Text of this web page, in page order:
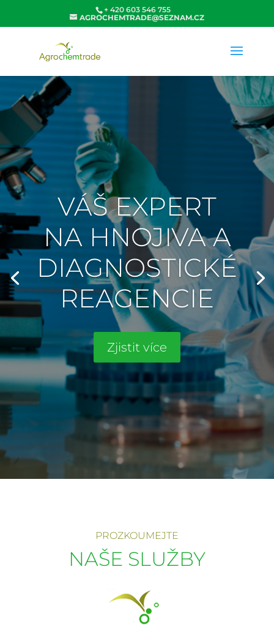
+ 420 603 546 755
AGROCHEMTRADE@SEZNAM.CZ
VÁŠ EXPERT
NA HNOJIVA A
DIAGNOSTICKÉ
REAGENCIE
Zjistit více
PROZKOUMEJTE
NAŠE SLUŽBY